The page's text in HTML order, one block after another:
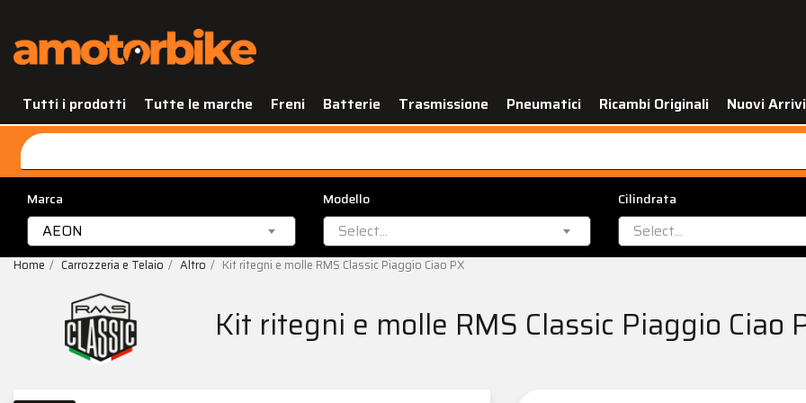
Tutti i prodotti Tutte le marche Freni Batterie Trasmissione Pneumatici Ricambi Originali Nuovi Arrivi
Marca
AEON
Modello
Select...
Cilindrata
Select...
Home Carrozzeria e Telaio Altro Kit ritegni e molle RMS Classic Piaggio Ciao PX
Kit ritegni e molle RMS Classic Piaggio Ciao